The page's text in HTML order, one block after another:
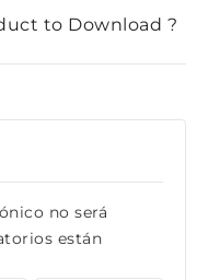
to Download ?
no será
están